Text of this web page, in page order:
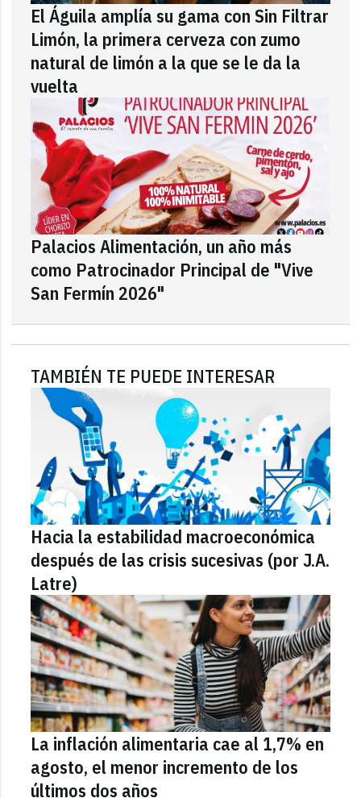
El Águila amplía su gama con Sin Filtrar
Limón, la primera cerveza con zumo
natural de limón a la que se le da la
vuelta
Palacios Alimentación, un año más
como Patrocinador Principal de "Vive
San Fermín 2026"
TAMBIÉN TE PUEDE INTERESAR
Hacia la estabilidad macroeconómica
después de las crisis sucesivas (por J.A.
Latre)
La inflación alimentaria cae al 1,7% en
agosto, el menor incremento de los
últimos dos años